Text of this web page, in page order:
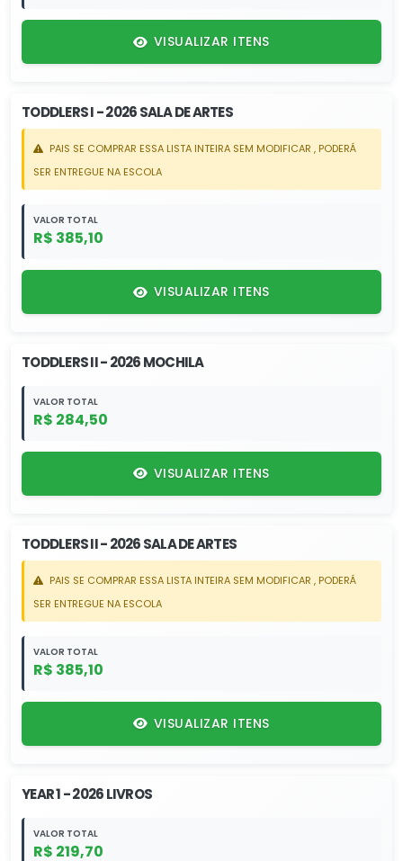
VISUALIZAR ITENS
TODDLERS I - 2026 SALA DE ARTES
PAIS SE COMPRAR ESSA LISTA INTEIRA SEM MODIFICAR , PODERÁ
SER ENTREGUE NA ESCOLA
VALOR TOTAL
R$ 385,10
VISUALIZAR ITENS
TODDLERS II - 2026 MOCHILA
VALOR TOTAL
R$ 284,50
VISUALIZAR ITENS
TODDLERS II - 2026 SALA DE ARTES
PAIS SE COMPRAR ESSA LISTA INTEIRA SEM MODIFICAR , PODERÁ
SER ENTREGUE NA ESCOLA
VALOR TOTAL
R$ 385,10
VISUALIZAR ITENS
YEAR 1 - 2026 LIVROS
VALOR TOTAL
R$ 219,70